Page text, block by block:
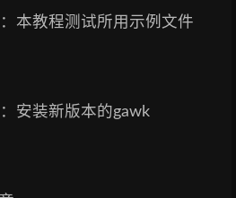
本教程测试所用示例文件
安装新版本的gawk